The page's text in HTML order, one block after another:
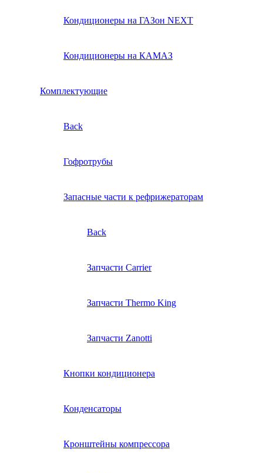
Кондиционеры на ГАЗон NEXT
Кондиционеры на КАМАЗ
Комплектующие
Back
Гофротрубы
Запасные части к рефрижераторам
Back
Запчасти Carrier
Запчасти Thermo King
Запчасти Zanotti
Кнопки кондиционера
Конденсаторы
Кронштейны компрессора